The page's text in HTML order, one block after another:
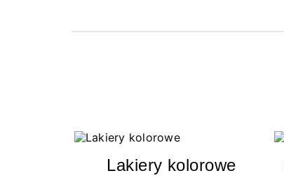
Lakiery kolorowe